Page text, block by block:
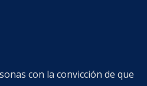
con la convicción de que